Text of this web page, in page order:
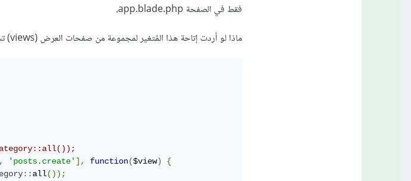
فقط في الصفحة app.blade.php،
ماذا لو أردت إتاحة هذا المُتغير لمجموعة من صفحات العرض (views) تستخدمه كيفما شاءت!!؟ يُمكنك ذلك كما يلي:
, 'posts.create' ], function($view)
{
:: all());